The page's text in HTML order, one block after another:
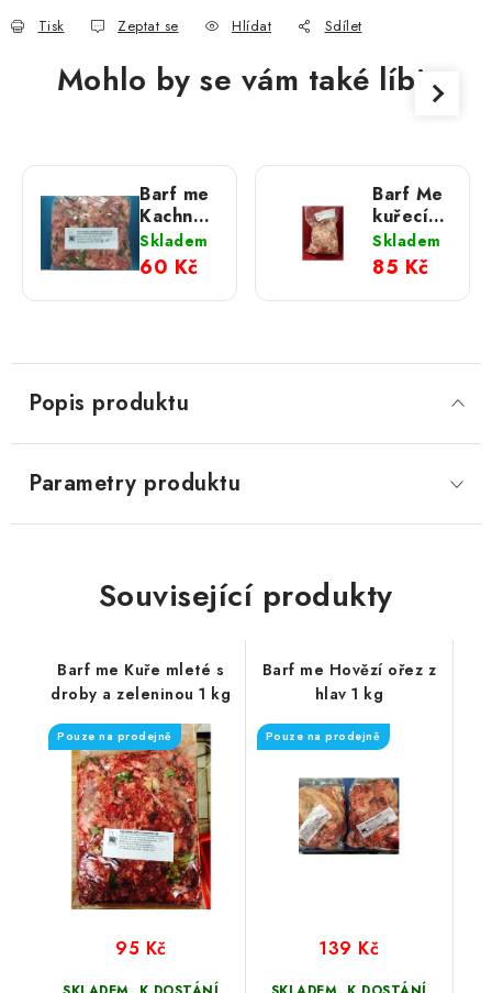
Tisk Zeptat se Hlídat Sdílet
Mohlo by se vám také líbit
Barf me
Kachna
celá
mletá s
čerstvým
medvědím
Skladem
60 Kč
Barf Me
kuřecí
krky 1
kg
Skladem
85 Kč
Popis produktu
Parametry produktu
Související produkty
Barf me Kuře mleté s
droby a zeleninou 1 kg
Pouze na prodejně
95 Kč
Barf me Hovězí ořez z
hlav 1 kg
Pouze na prodejně
139 Kč